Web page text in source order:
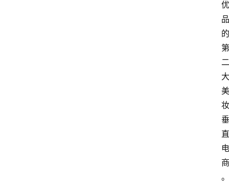
优
品
的
第
二
大
美
妆
垂
直
电
商
。